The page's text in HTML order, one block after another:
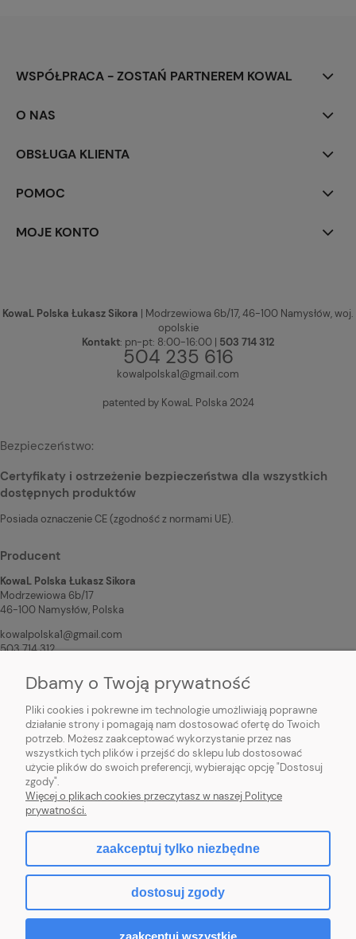
WSPÓŁPRACA - ZOSTAŃ PARTNEREM KOWAL
O NAS
OBSŁUGA KLIENTA
POMOC
MOJE KONTO
KowaL Polska Łukasz Sikora | Modrzewiowa 6b/17, 46-100 Namysłów, woj.
opolskie
Kontakt: pn-pt: 8:00-16:00 | 503 714 312
504 235 616
kowalpolska1@gmail.com
patented by KowaL Polska 2024
Bezpieczeństwo:
Certyfikaty i ostrzeżenie bezpieczeństwa dla wszystkich
dostępnych produktów
Posiada oznaczenie CE (zgodność z normami UE).
Producent
KowaL Polska Łukasz Sikora
Modrzewiowa 6b/17
46-100 Namysłów, Polska
kowalpolska1@gmail.com
503 714 312
Osoba odpowiedzialna na terenie UE
KowaL Polska Łukasz Sikora
Modrzewiowa 6b/17
46-100 Namysłów, Polska
kowalpolska1@gmail.com
503 714 312
Sklep internetowy Shoper.pl
Dbamy o Twoją prywatność
Pliki cookies i pokrewne im technologie umożliwiają poprawne
działanie strony i pomagają nam dostosować ofertę do Twoich
potrzeb. Możesz zaakceptować wykorzystanie przez nas
wszystkich tych plików i przejść do sklepu lub dostosować
użycie plików do swoich preferencji, wybierając opcję "Dostosuj
zgody".
Więcej o plikach cookies przeczytasz w naszej Polityce
prywatności.
zaakceptuj tylko niezbędne
dostosuj zgody
zaakceptuj wszystkie